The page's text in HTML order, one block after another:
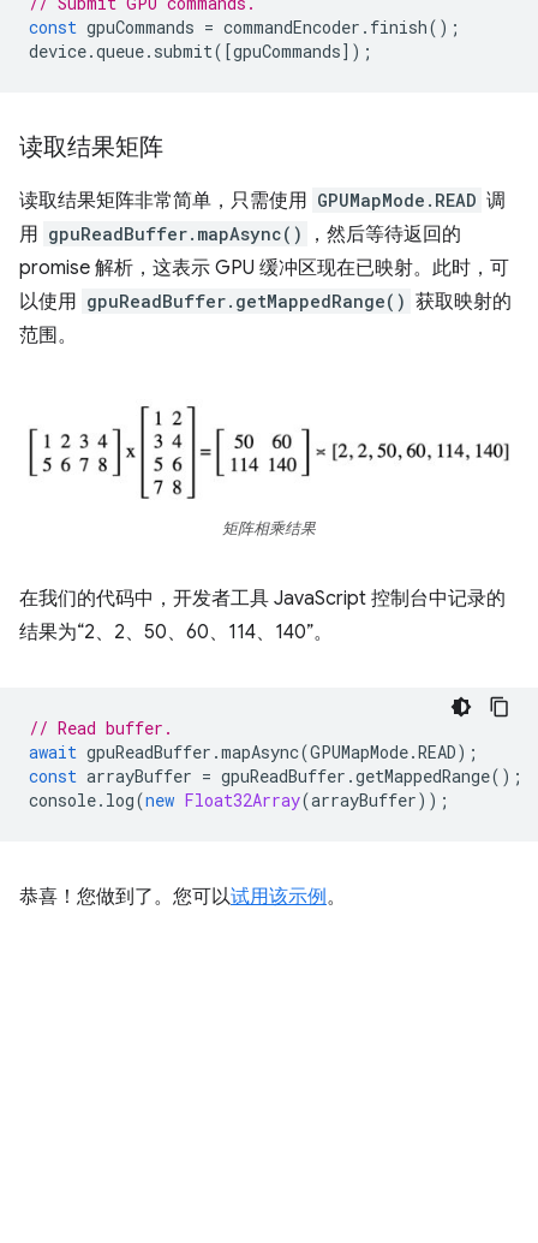
const gpuCommands = commandEncoder . finish();
device.queue. submit([gpuCommands]);
读取结果矩阵
读取结果矩阵非常简单，只需使用 GPUMapMode.READ 调
用 gpuReadBuffer.mapAsync()
，然后等待返回的
promise 解析，这表示 GPU 缓冲区现在已映射。此时，可
以使用 gpuReadBuffer.getMappedRange() 获取映射的
范围。
矩阵相乘结果
在我们的代码中，开发者工具 JavaScript 控制台中记录的
结果为“2、2、50、60、114、140”。
// Read buffer.
await gpuReadBuffer .mapAsync(GPUMapMode.READ);
const arrayBuffer = gpuReadBuffer .getMappedRange();
console. log(new Float32Array(arrayBuffer));
恭喜！您做到了。您可以试用该示例。